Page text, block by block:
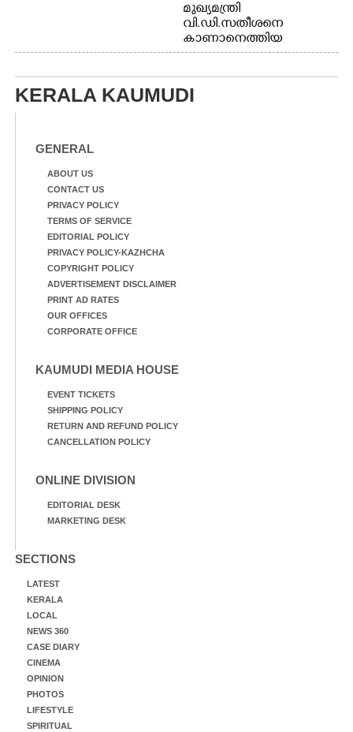
മുഖ്യമന്ത്രി
വി.ഡി.സതീശനെ
കാണാനെത്തിയ
മോഹനൻ നായർ
KERALA KAUMUDI
GENERAL
ABOUT US
CONTACT US
PRIVACY POLICY
TERMS OF SERVICE
EDITORIAL POLICY
PRIVACY POLICY-KAZHCHA
COPYRIGHT POLICY
ADVERTISEMENT DISCLAIMER
PRINT AD RATES
OUR OFFICES
CORPORATE OFFICE
KAUMUDI MEDIA HOUSE
EVENT TICKETS
SHIPPING POLICY
RETURN AND REFUND POLICY
CANCELLATION POLICY
ONLINE DIVISION
EDITORIAL DESK
MARKETING DESK
SECTIONS
LATEST
KERALA
LOCAL
NEWS 360
CASE DIARY
CINEMA
OPINION
PHOTOS
LIFESTYLE
SPIRITUAL